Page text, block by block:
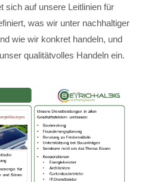
sich auf unsere Leitlinien für
was wir unter nachhaltiger
wie wir konkret handeln, und
qualitätvolles Handeln ein.